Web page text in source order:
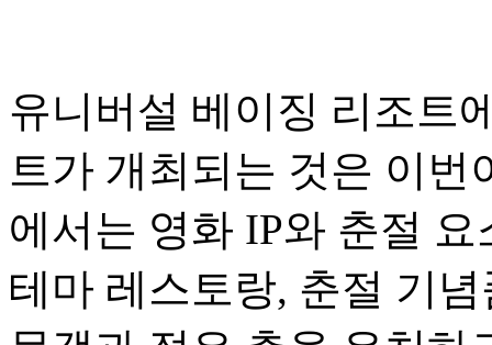
유니버설 베이징 리조트
트가 개최되는 것은 이
에서는 영화 IP와 춘절
테마 레스토랑, 춘절 기